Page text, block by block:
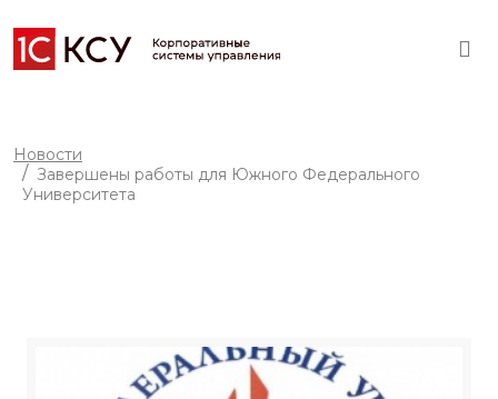
Новости
Завершены работы для Южного Федерального
Университета